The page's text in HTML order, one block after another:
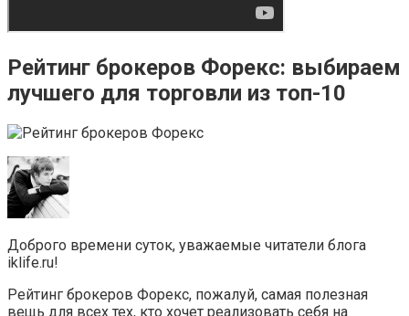
Рейтинг брокеров Форекс: выбираем
лучшего для торговли из топ-10
Доброго времени суток, уважаемые читатели блога
iklife.ru!
Рейтинг брокеров Форекс, пожалуй, самая полезная
вещь для всех тех, кто хочет реализовать себя на